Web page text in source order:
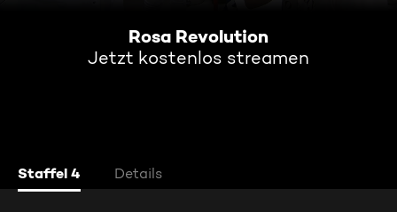
Rosa Revolution
Jetzt kostenlos streamen
Staffel 4 Details